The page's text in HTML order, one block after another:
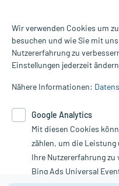
Alle Preise gelten inkl. MwSt.,
Informationen auf dieser
die Untersuchung und
Therapien eingeleitet werden
Google Analytics. Lesen Sie
unserer
nutzen Sie das Formular:
Vertrag widerrufen
Wir verwenden Cookies um
besuchen und wie Sie mit
Nutzererfahrung zu
Einstellungen jederzeit
Nähere Informationen:
Google Analytics
Mit diesen Cookies
zählen, um die Leistung
Ihre Nutzererfahrung zu
Bing Ads Universal